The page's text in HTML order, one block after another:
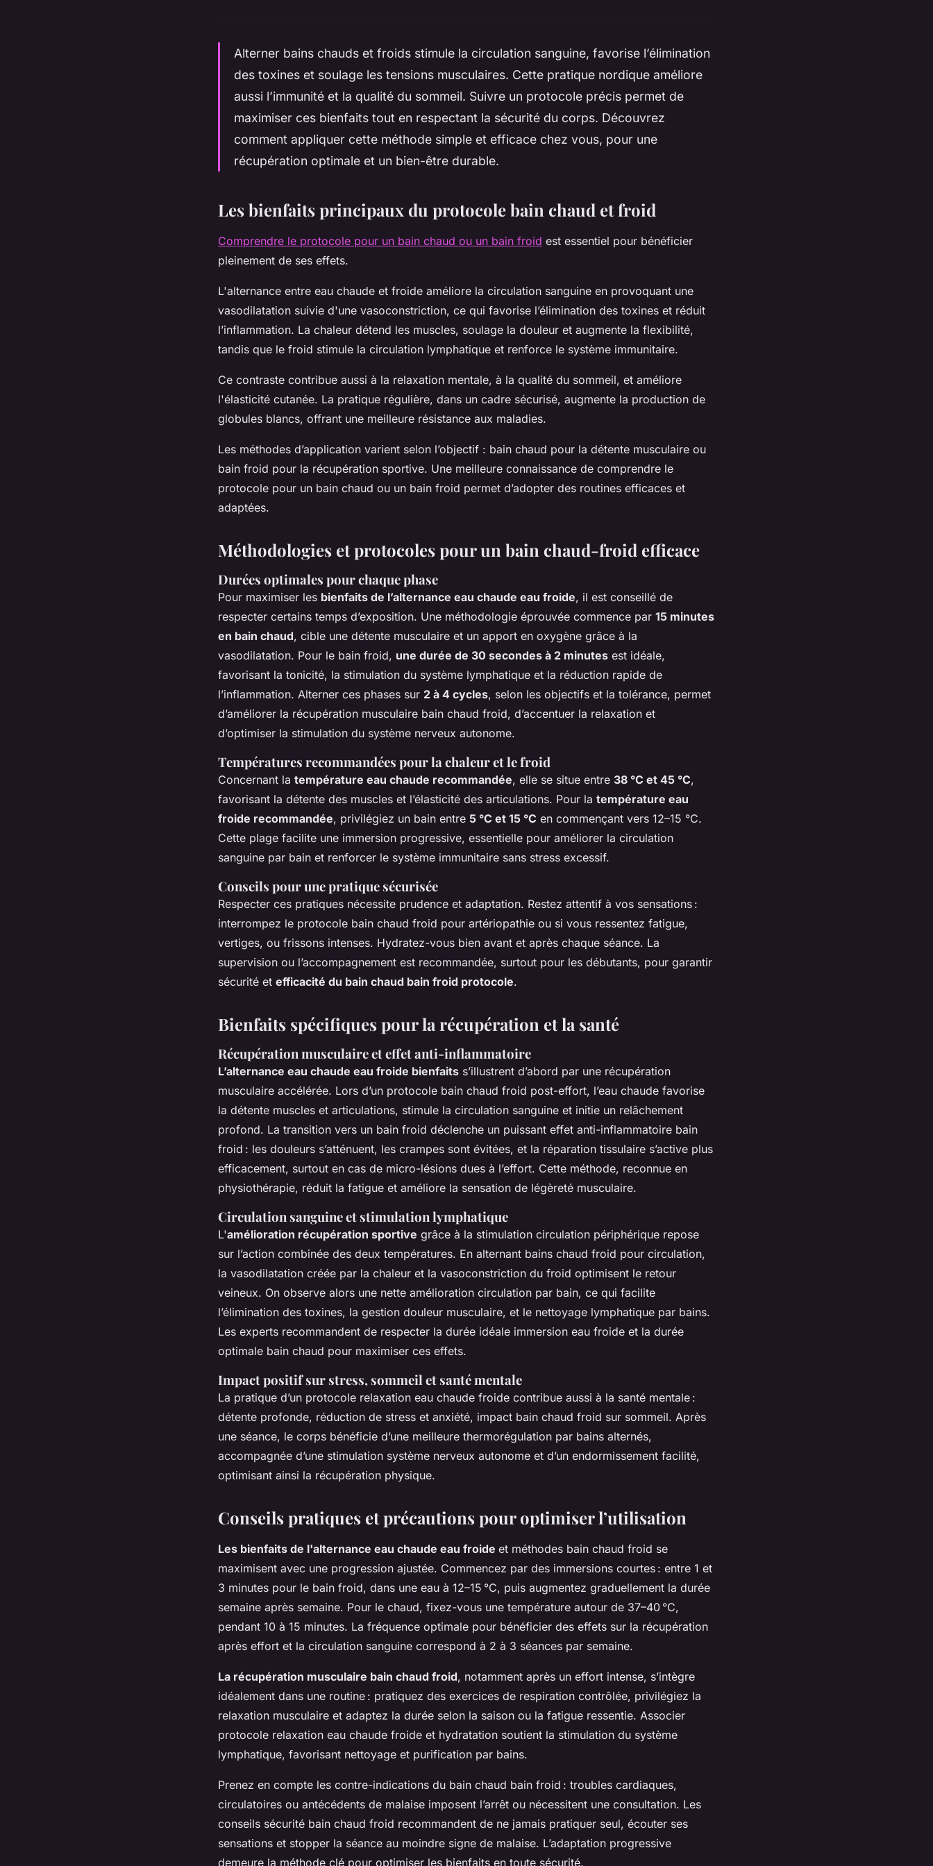
Alterner bains chauds et froids stimule la circulation sanguine, favorise l’élimination
des toxines et soulage les tensions musculaires. Cette pratique nordique améliore
aussi l’immunité et la qualité du sommeil. Suivre un protocole précis permet de
maximiser ces bienfaits tout en respectant la sécurité du corps. Découvrez
comment appliquer cette méthode simple et efficace chez vous, pour une
récupération optimale et un bien-être durable.
Les bienfaits principaux du protocole bain chaud et froid
Comprendre le protocole pour un bain chaud ou un bain froid est essentiel pour bénéficier
pleinement de ses effets.
L'alternance entre eau chaude et froide améliore la circulation sanguine en provoquant une
vasodilatation suivie d'une vasoconstriction, ce qui favorise l’élimination des toxines et réduit
l’inflammation. La chaleur détend les muscles, soulage la douleur et augmente la flexibilité,
tandis que le froid stimule la circulation lymphatique et renforce le système immunitaire.
Ce contraste contribue aussi à la relaxation mentale, à la qualité du sommeil, et améliore
l'élasticité cutanée. La pratique régulière, dans un cadre sécurisé, augmente la production de
globules blancs, offrant une meilleure résistance aux maladies.
Les méthodes d’application varient selon l’objectif : bain chaud pour la détente musculaire ou
bain froid pour la récupération sportive. Une meilleure connaissance de comprendre le
protocole pour un bain chaud ou un bain froid permet d’adopter des routines efficaces et
adaptées.
Méthodologies et protocoles pour un bain chaud-froid efficace
Durées optimales pour chaque phase
Pour maximiser les bienfaits de l’alternance eau chaude eau froide, il est conseillé de
respecter certains temps d’exposition. Une méthodologie éprouvée commence par 15 minutes
en bain chaud, cible une détente musculaire et un apport en oxygène grâce à la
vasodilatation. Pour le bain froid, une durée de 30 secondes à 2 minutes est idéale,
favorisant la tonicité, la stimulation du système lymphatique et la réduction rapide de
l’inflammation. Alterner ces phases sur 2 à 4 cycles, selon les objectifs et la tolérance, permet
d’améliorer la récupération musculaire bain chaud froid, d’accentuer la relaxation et
d’optimiser la stimulation du système nerveux autonome.
Températures recommandées pour la chaleur et le froid
Concernant la température eau chaude recommandée, elle se situe entre 38 °C et 45 °C,
favorisant la détente des muscles et l’élasticité des articulations. Pour la température eau
froide recommandée, privilégiez un bain entre 5 °C et 15 °C en commençant vers 12–15 °C.
Cette plage facilite une immersion progressive, essentielle pour améliorer la circulation
sanguine par bain et renforcer le système immunitaire sans stress excessif.
Conseils pour une pratique sécurisée
Respecter ces pratiques nécessite prudence et adaptation. Restez attentif à vos sensations :
interrompez le protocole bain chaud froid pour artériopathie ou si vous ressentez fatigue,
vertiges, ou frissons intenses. Hydratez-vous bien avant et après chaque séance. La
supervision ou l’accompagnement est recommandée, surtout pour les débutants, pour garantir
sécurité et efficacité du bain chaud bain froid protocole.
Bienfaits spécifiques pour la récupération et la santé
Récupération musculaire et effet anti-inflammatoire
L’alternance eau chaude eau froide bienfaits s’illustrent d’abord par une récupération
musculaire accélérée. Lors d’un protocole bain chaud froid post-effort, l’eau chaude favorise
la détente muscles et articulations, stimule la circulation sanguine et initie un relâchement
profond. La transition vers un bain froid déclenche un puissant effet anti-inflammatoire bain
froid : les douleurs s’atténuent, les crampes sont évitées, et la réparation tissulaire s’active plus
efficacement, surtout en cas de micro-lésions dues à l’effort. Cette méthode, reconnue en
physiothérapie, réduit la fatigue et améliore la sensation de légèreté musculaire.
Circulation sanguine et stimulation lymphatique
L'amélioration récupération sportive grâce à la stimulation circulation périphérique repose
sur l’action combinée des deux températures. En alternant bains chaud froid pour circulation,
la vasodilatation créée par la chaleur et la vasoconstriction du froid optimisent le retour
veineux. On observe alors une nette amélioration circulation par bain, ce qui facilite
l’élimination des toxines, la gestion douleur musculaire, et le nettoyage lymphatique par bains.
Les experts recommandent de respecter la durée idéale immersion eau froide et la durée
optimale bain chaud pour maximiser ces effets.
Impact positif sur stress, sommeil et santé mentale
La pratique d’un protocole relaxation eau chaude froide contribue aussi à la santé mentale :
détente profonde, réduction de stress et anxiété, impact bain chaud froid sur sommeil. Après
une séance, le corps bénéficie d’une meilleure thermorégulation par bains alternés,
accompagnée d’une stimulation système nerveux autonome et d’un endormissement facilité,
optimisant ainsi la récupération physique.
Conseils pratiques et précautions pour optimiser l’utilisation
Les bienfaits de l'alternance eau chaude eau froide et méthodes bain chaud froid se
maximisent avec une progression ajustée. Commencez par des immersions courtes : entre 1 et
3 minutes pour le bain froid, dans une eau à 12–15 °C, puis augmentez graduellement la durée
semaine après semaine. Pour le chaud, fixez-vous une température autour de 37–40 °C,
pendant 10 à 15 minutes. La fréquence optimale pour bénéficier des effets sur la récupération
après effort et la circulation sanguine correspond à 2 à 3 séances par semaine.
La récupération musculaire bain chaud froid, notamment après un effort intense, s’intègre
idéalement dans une routine : pratiquez des exercices de respiration contrôlée, privilégiez la
relaxation musculaire et adaptez la durée selon la saison ou la fatigue ressentie. Associer
protocole relaxation eau chaude froide et hydratation soutient la stimulation du système
lymphatique, favorisant nettoyage et purification par bains.
Prenez en compte les contre-indications du bain chaud bain froid : troubles cardiaques,
circulatoires ou antécédents de malaise imposent l’arrêt ou nécessitent une consultation. Les
conseils sécurité bain chaud froid recommandent de ne jamais pratiquer seul, écouter ses
sensations et stopper la séance au moindre signe de malaise. L’adaptation progressive
demeure la méthode clé pour optimiser les bienfaits en toute sécurité.